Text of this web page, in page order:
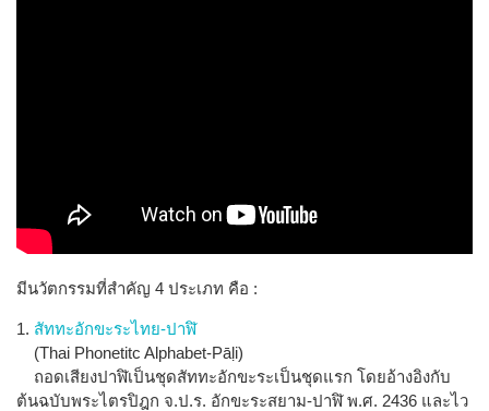
มีนวัตกรรมที่สำคัญ 4 ประเภท คือ :
1. สัททะอักขะระไทย-ปาฬิ
(Thai Phonetitc Alphabet-Pāḷi)
ถอดเสียงปาฬิเป็นชุดสัททะอักขะระเป็นชุดแรก โดยอ้างอิงกับ
ต้นฉบับพระไตรปิฎก จ.ป.ร. อักขะระสยาม-ปาฬิ พ.ศ. 2436 และไว